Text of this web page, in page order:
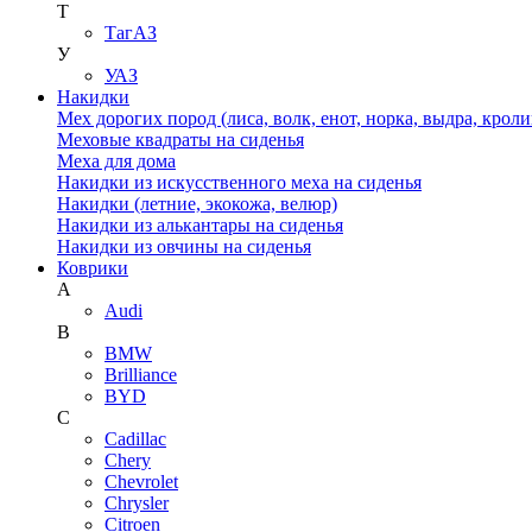
Т
ТагАЗ
У
УАЗ
Накидки
Мех дорогих пород (лиса, волк, енот, норка, выдра,
Меховые квадраты на сиденья
Меха для дома
Накидки из искусственного меха на сиденья
Накидки (летние, экокожа, велюр)
Накидки из алькантары на сиденья
Накидки из овчины на сиденья
Коврики
A
Audi
B
BMW
Brilliance
BYD
C
Cadillac
Chery
Chevrolet
Chrysler
Citroen